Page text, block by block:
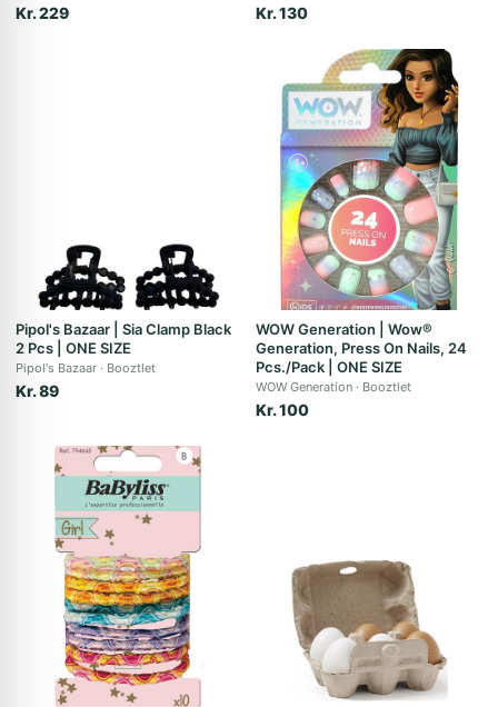
Kr. 229 Kr. 130
Pipol's Bazaar | Sia Clamp Black
2 Pcs | ONE SIZE
Pipol's Bazaar Booztlet
Kr. 89
WOW Generation | Wow®
Generation, Press On Nails, 24
Pcs./Pack | ONE SIZE
WOW Generation Booztlet
Kr. 100